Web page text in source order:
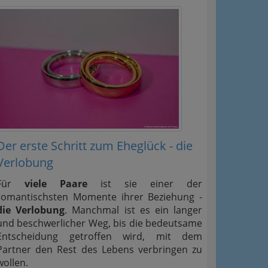
erste Schritt zum Eheglück - die
viele Paare ist sie einer der
Momente ihrer Beziehung -
Verlobung. Manchmal ist es ein langer
beschwerlicher Weg, bis die bedeutsame
getroffen wird, mit dem
den Rest des Lebens verbringen zu